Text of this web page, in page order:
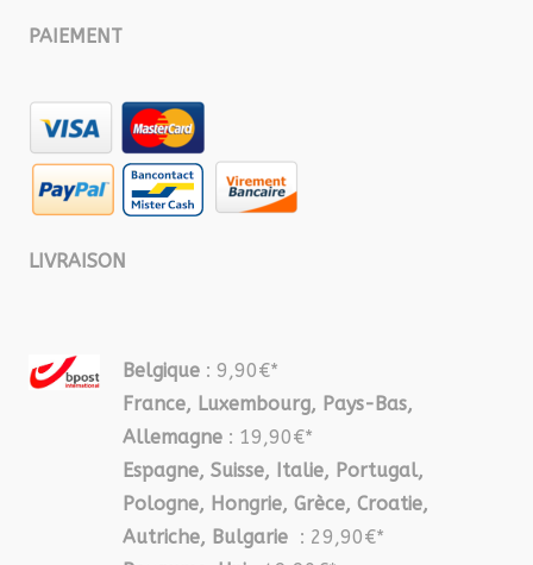
PAIEMENT
LIVRAISON
Belgique : 9,90€*
France, Luxembourg, Pays-Bas,
Allemagne : 19,90€*
Espagne, Suisse, Italie, Portugal,
Pologne, Hongrie, Grèce, Croatie,
Autriche, Bulgarie : 29,90€*